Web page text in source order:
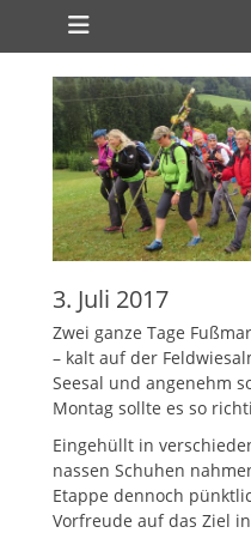
Primäres Menü
Zum
Inhalt
3. Juli 2017
Zwei ganze Tage
– kalt auf der
Seesal und angenehm
Montag sollte es so
Eingehüllt in
nassen Schuhen
Etappe dennoch
Vorfreude auf das Ziel